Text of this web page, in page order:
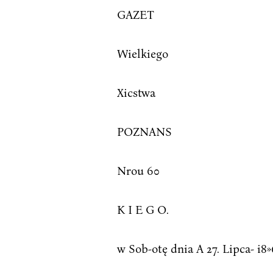
GAZET
Wielkiego
Xicstwa
POZNANS
Nrou 60
K I E G O.
w Sob-otę dnia A 27. Lipca-